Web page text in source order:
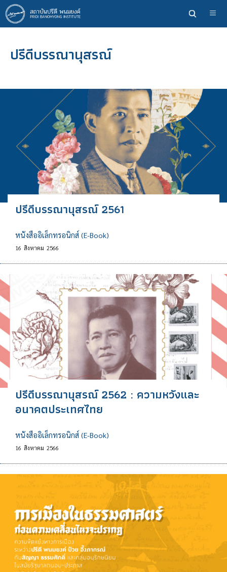
ข้าม
ไป
ยัง
หลักปรีดีบรรณานุสรณ์
ปรีดีบรรณานุสรณ์ 2561
หนังสืออิเล็กทรอนิกส์ (E-Book)
16 สิงหาคม 2566
ปรีดีบรรณานุสรณ์ 2562 : ความหวังและ
อนาคตประเทศไทย
หนังสืออิเล็กทรอนิกส์ (E-Book)
16 สิงหาคม 2566